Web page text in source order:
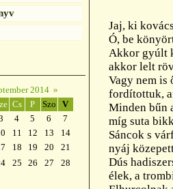
2014 »
Cs P Szo
V
4 5 6
7
11 12 13
14
18 19 20 21
25 26 27
28
Jaj, ki
Ó, be
Akkor gyúlt
akkor lelt
Vagy nem is
fordítottuk,
Minden bűn
míg suta
Sáncok s
nyáj
Dús
élek, a